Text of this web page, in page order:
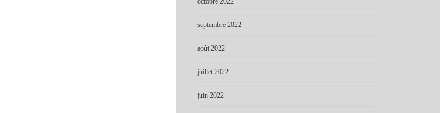
septembre 2022
août 2022
juillet 2022
juin 2022